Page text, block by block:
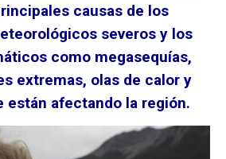
causas de los
severos y los
como megasequías,
extremas, olas de calor y
están afectando la región.